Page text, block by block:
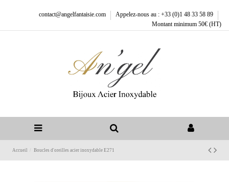
contact@angelfantaisie.com
Appelez-nous au : +33 (0)1 48 33 58 89
Montant minimum 50€ (HT)
Accueil Boucles d'oreilles acier inoxydable E271